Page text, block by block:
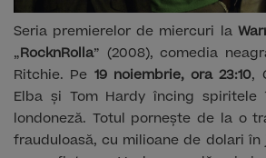
Seria premierelor de miercuri la
„RocknRolla” (2008), comedia
Ritchie. Pe 19 noiembrie, ora 23:10,
Elba și Tom Hardy încing spiritele
londoneză. Totul pornește de la o
frauduloasă, cu milioane de dolari